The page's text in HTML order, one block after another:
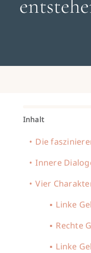
Inhalt
Die
Innere
Vier
Linke
Rechte
Linke